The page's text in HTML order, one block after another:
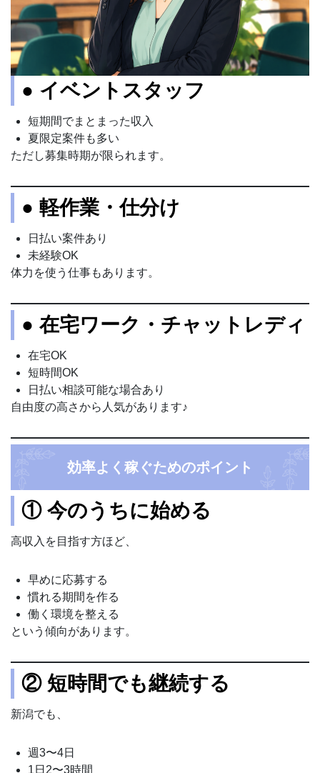
● イベントスタッフ
短期間でまとまった収入
夏限定案件も多い
ただし募集時期が限られます。
● 軽作業・仕分け
日払い案件あり
未経験OK
体力を使う仕事もあります。
● 在宅ワーク・チャットレディ
在宅OK
短時間OK
日払い相談可能な場合あり
自由度の高さから人気があります♪
効率よく稼ぐためのポイント
① 今のうちに始める
高収入を目指す方ほど、
早めに応募する
慣れる期間を作る
働く環境を整える
という傾向があります。
② 短時間でも継続する
新潟でも、
週3〜4日
1日2〜3時間